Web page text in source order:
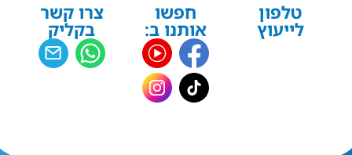
טלפון
לייעוץ
חפשו
אותנו ב:
צרו קשר
בקליק